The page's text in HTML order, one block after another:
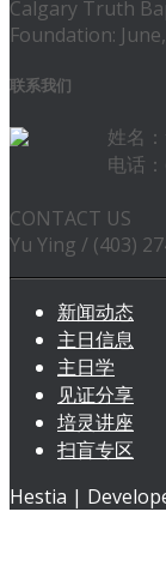
Calgary Truth
Foundation:
联系我们
姓名
电话
CONTACT US
Yu Ying / (403)
新闻动态
主日信息
主日学
见证分享
培灵讲座
扫盲专区
Hestia |